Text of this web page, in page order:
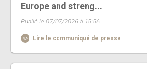
Europe and streng...
Publié le 07/07/2026 à 15:56
Lire le communiqué de presse